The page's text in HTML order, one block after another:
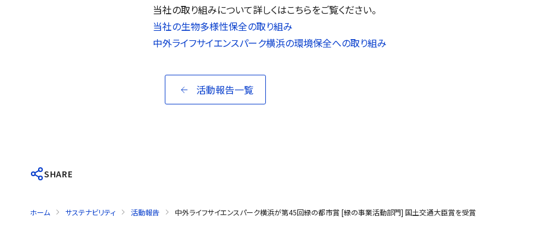
当社の取り組みについて詳しくはこちらをご覧ください。
当社の生物多様性保全の取り組み
中外ライフサイエンスパーク横浜の環境保全への取り組み
活動報告一覧
SHARE
ホーム サステナビリティ 活動報告 中外ライフサイエンスパーク横浜が第45回緑の都市賞 [緑の事業活動部門] 国土交通大臣賞を受賞